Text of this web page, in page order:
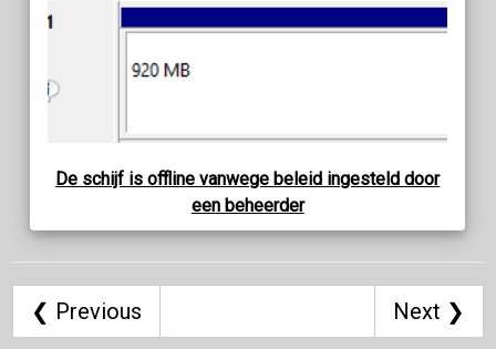
De schijf is offline vanwege beleid ingesteld door
een beheerder
❮ Previous Next ❯